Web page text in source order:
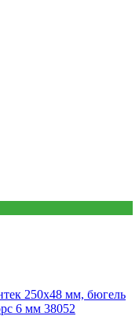
250x48 мм, бюгель
6 мм 38052